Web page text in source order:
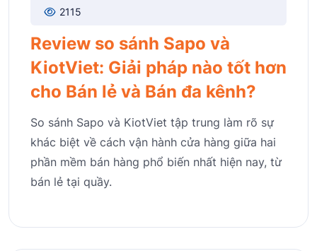
2115
Review so sánh Sapo và
KiotViet: Giải pháp nào tốt hơn
cho Bán lẻ và Bán đa kênh?
So sánh Sapo và KiotViet tập trung làm rõ sự
khác biệt về cách vận hành cửa hàng giữa hai
phần mềm bán hàng phổ biến nhất hiện nay, từ
bán lẻ tại quầy.